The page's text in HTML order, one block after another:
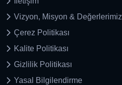
Vizyon, Misyon & Değerlerimiz
Çerez Politikası
Kalite Politikası
Gizlilik Politikası
Yasal Bilgilendirme